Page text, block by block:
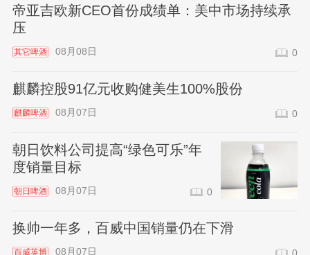
帝亚吉欧新CEO首份成绩单：美中市场持续承
压
其它啤酒 08月08日 0
麒麟控股91亿元收购健美生100%股份
麒麟啤酒 08月07日 0
朝日饮料公司提高“绿色可乐”年
度销量目标
朝日啤酒 08月07日 0
换帅一年多，百威中国销量仍在下滑
百威英博 08月07日 0